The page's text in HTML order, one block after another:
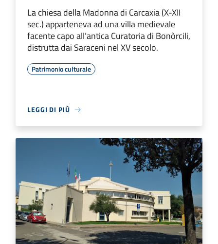
La chiesa della Madonna di Carcaxia (X-XII
sec.) apparteneva ad una villa medievale
facente capo all’antica Curatoria di Bonòrcili,
distrutta dai Saraceni nel XV secolo.
Patrimonio culturale
LEGGI DI PIÙ